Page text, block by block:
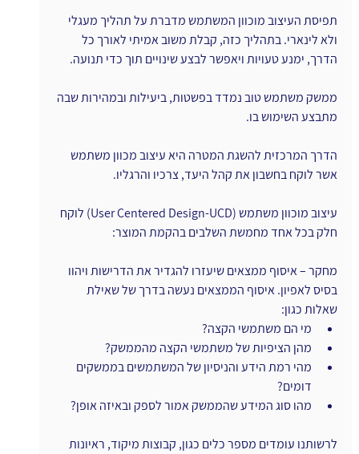
תפיסת העיצוב מוכוון המשתמש מדברת על תהליך מעגלי
ולא לינארי. בתהליך כזה, קבלת משוב אמיתי לאורך כל
הדרך, ימנע טעויות ויאפשר לבצע שינויים תוך כדי תנועה.
ממשק משתמש טוב נמדד בפשטות, ביעילות ובמהירות שבה
מתבצע השימוש בו.
הדרך המרכזית להשגת המטרה היא עיצוב מכוון משתמש
אשר לוקח בחשבון את קהל היעד, צרכיו והרגליו.
עיצוב מוכוון משתמש (User Centered Design-UCD) לוקח
חלק בכל אחד מחמשת השלבים בהקמת המוצר:
מחקר – איסוף ממצאים שיעזרו להגדיר את הדרישות ויהוו
בסיס לאפיון. איסוף הממצאים נעשה בדרך של שאילת
שאלות כגון:
מי הם משתמשי הקצה?
מהן הציפיות של משתמשי הקצה מהממשק?
מהי רמת הידע והניסיון של המשתמשים בממשקים
דומים?
מהו סוג המידע שהממשק אמור לספק ובאיזה אופן?
לרשותנו עומדים מספר כלים כגון, קבוצות מיקוד, ראיונות